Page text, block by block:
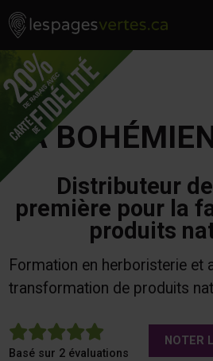
Skip to content
Les Pages Vertes - Go to homepage
LA
Distributeur
première pour la
produits
Formation en herboristerie et
transformation de produits
5
Basé sur 2 évaluations
NOTER